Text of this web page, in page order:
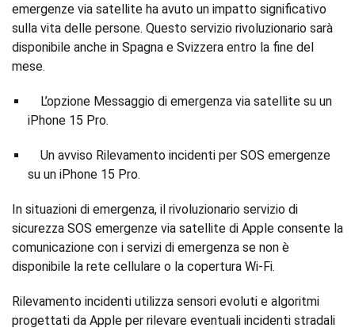
emergenze via satellite ha avuto un impatto significativo
sulla vita delle persone. Questo servizio rivoluzionario sarà
disponibile anche in Spagna e Svizzera entro la fine del
mese.
L’opzione Messaggio di emergenza via satellite su un
iPhone 15 Pro.
Un avviso Rilevamento incidenti per SOS emergenze
su un iPhone 15 Pro.
In situazioni di emergenza, il rivoluzionario servizio di
sicurezza SOS emergenze via satellite di Apple consente la
comunicazione con i servizi di emergenza se non è
disponibile la rete cellulare o la copertura Wi-Fi.
Rilevamento incidenti utilizza sensori evoluti e algoritmi
progettati da Apple per rilevare eventuali incidenti stradali